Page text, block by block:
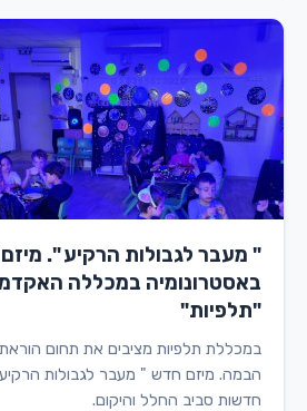
" מעבר לגבולות הרקיע ". מיזם
באסטרונומיה במכללה
"תלפיות"
במכללת תלפיות מציבים את תחום
הבמה. מיזם חדש " מעבר לגבולות
חדשות סביב החלל והיקום.